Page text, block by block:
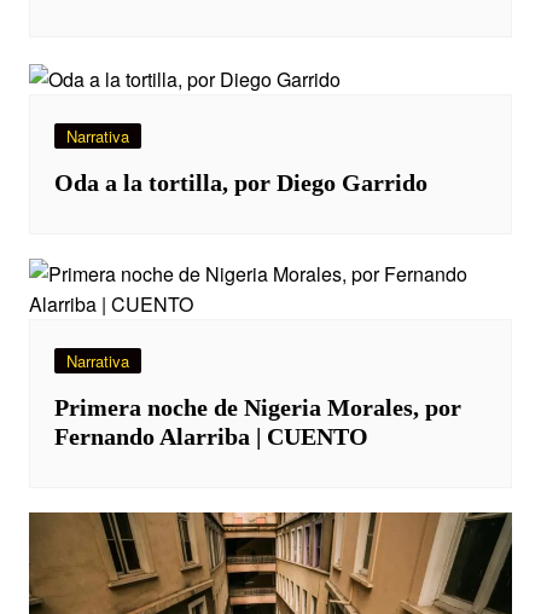
Narrativa
Oda a la tortilla, por Diego Garrido
Narrativa
Primera noche de Nigeria Morales, por
Fernando Alarriba | CUENTO